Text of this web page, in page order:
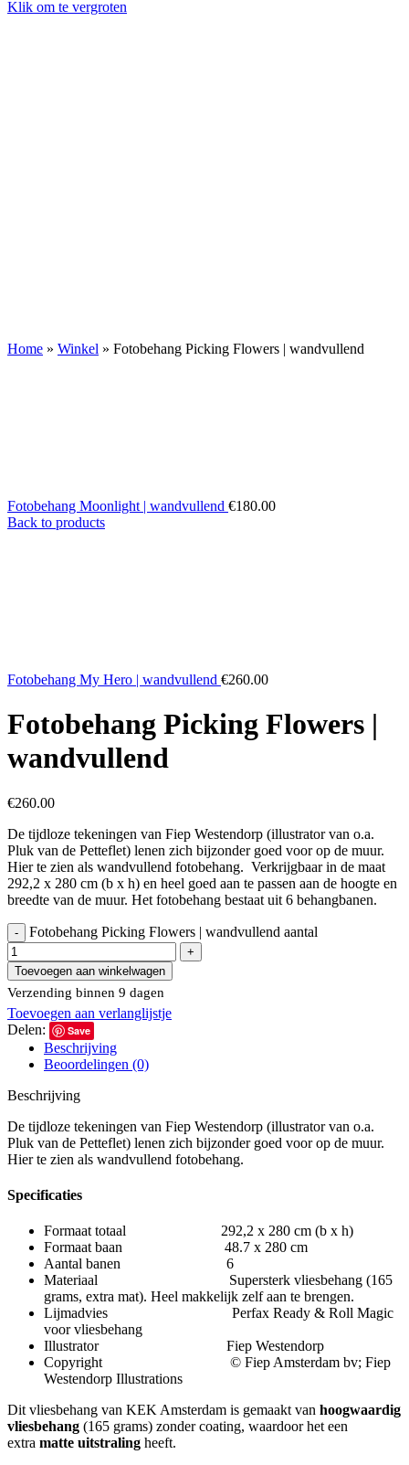
Klik om te vergroten
Home » Winkel » Fotobehang Picking Flowers | wandvullend
Fotobehang Moonlight | wandvullend €180.00
Back to products
Fotobehang My Hero | wandvullend €260.00
Fotobehang Picking Flowers |
wandvullend
€260.00
De tijdloze tekeningen van Fiep Westendorp (illustrator van o.a.
Pluk van de Petteflet) lenen zich bijzonder goed voor op de muur.
Hier te zien als wandvullend fotobehang. Verkrijgbaar in de maat
292,2 x 280 cm (b x h) en heel goed aan te passen aan de hoogte en
breedte van de muur. Het fotobehang bestaat uit 6 behangbanen.
Fotobehang Picking Flowers | wandvullend aantal
Toevoegen aan winkelwagen
Verzending binnen 9 dagen
Toevoegen aan verlanglijstje
Delen:
Save
Beschrijving
Beoordelingen (0)
Beschrijving
De tijdloze tekeningen van Fiep Westendorp (illustrator van o.a.
Pluk van de Petteflet) lenen zich bijzonder goed voor op de muur.
Hier te zien als wandvullend fotobehang.
Specificaties
Formaat totaal 292,2 x 280 cm (b x h)
Formaat baan 48.7 x 280 cm
Aantal banen 6
Materiaal Supersterk vliesbehang (165
grams, extra mat). Heel makkelijk zelf aan te brengen.
Lijmadvies Perfax Ready & Roll Magic
voor vliesbehang
Illustrator Fiep Westendorp
Copyright © Fiep Amsterdam bv; Fiep
Westendorp Illustrations
Dit vliesbehang van KEK Amsterdam is gemaakt van hoogwaardig
vliesbehang (165 grams) zonder coating, waardoor het een
extra matte uitstraling heeft.